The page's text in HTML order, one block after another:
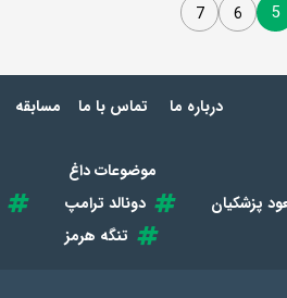
5
6
7
درباره ما تماس با ما مسابقه
موضوعات داغ
پزشکیان دونالد ترامپ
تنگه هرمز